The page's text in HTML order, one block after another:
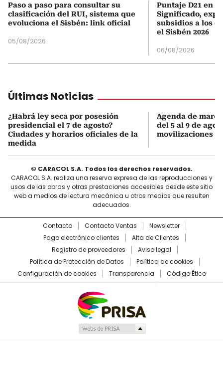
Paso a paso para consultar su
clasificación del RUI, sistema que
evoluciona el Sisbén: link oficial
05/08/2026
Puntaje D21 en
Significado,
subsidios a los
el Sisbén 2026
06/08/2026
Últimas Noticias
¿Habrá ley seca por posesión
presidencial el 7 de agosto?
Ciudades y horarios oficiales de la
medida
Agenda de
del 5 al 9 de
movilizaciones y
© CARACOL S.A. Todos los derechos reservados.
CARACOL S.A. realiza una reserva expresa de las reproducciones y
usos de las obras y otras prestaciones accesibles desde este sitio
web a medios de lectura mecánica u otros medios que resulten
adecuados.
Contacto Contacto Ventas
Newsletter
Pago electrónico clientes
Alta de Clientes
Registro de proveedores
Aviso legal
Política de Protección de Datos
Política de cookies
Configuración de cookies
Transparencia Código Ético